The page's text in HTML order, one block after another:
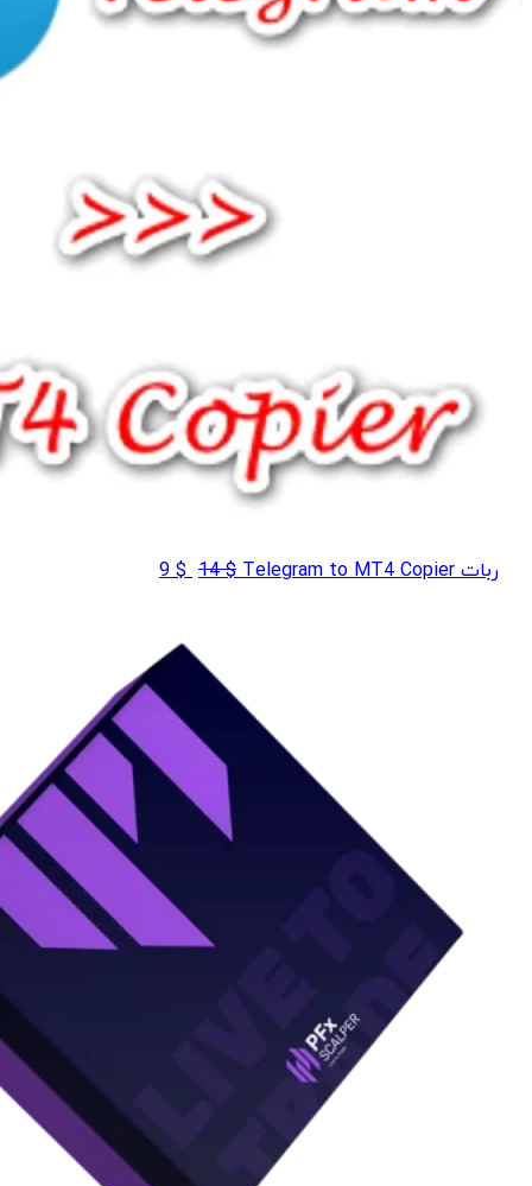
ربات Telegram to MT4 Copier $
14
قیمت
بود.
$
9 قیمت
است.